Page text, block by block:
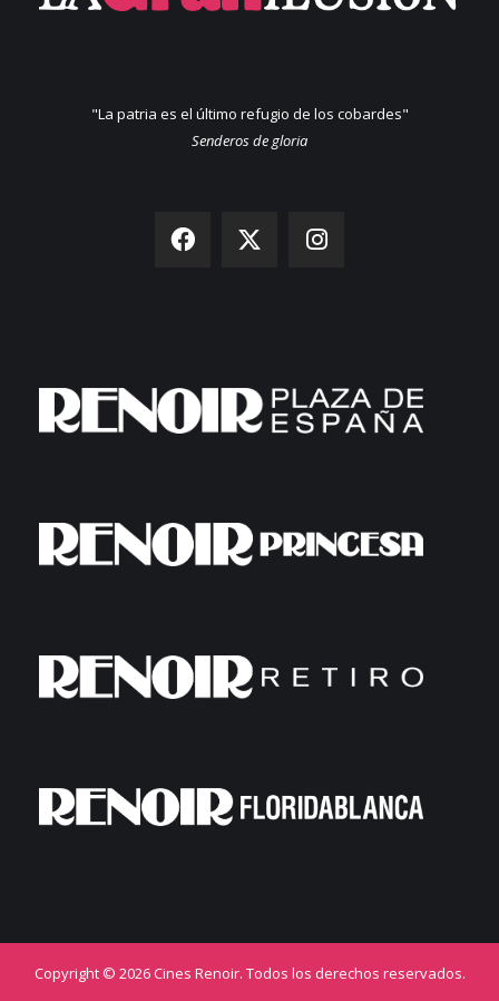
"La patria es el último refugio de los cobardes"
Senderos de gloria
Copyright © 2026 Cines Renoir. Todos los derechos reservados.